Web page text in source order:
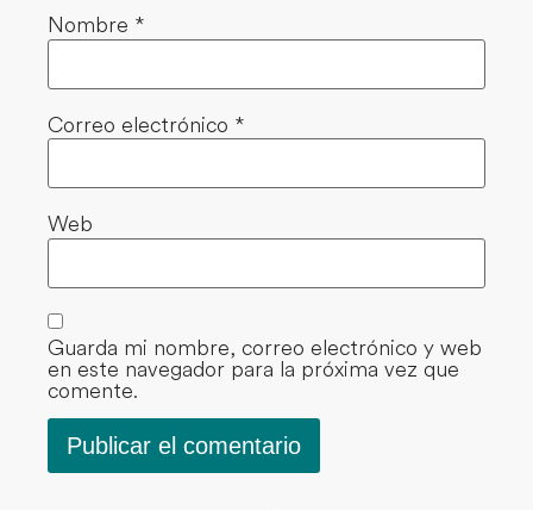
Nombre *
Correo electrónico *
Web
Guarda mi nombre, correo electrónico y web
en este navegador para la próxima vez que
comente.